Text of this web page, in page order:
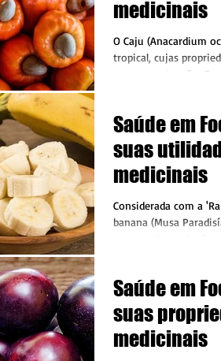
medicinais
O Caju (Anacardium
tropical, cujas
merecem atenção.
Saúde em
suas
medicinais
Considerada com a
banana (Musa
Saúde em
suas
medicinais